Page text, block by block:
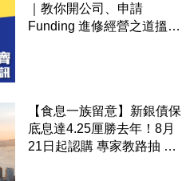
｜教你開公司、申請
Funding 進修經營之道搵大
【食息一族留意】新銀債保
底息達4.25厘勝去年！8月
21日起認購 專家教路抽 20